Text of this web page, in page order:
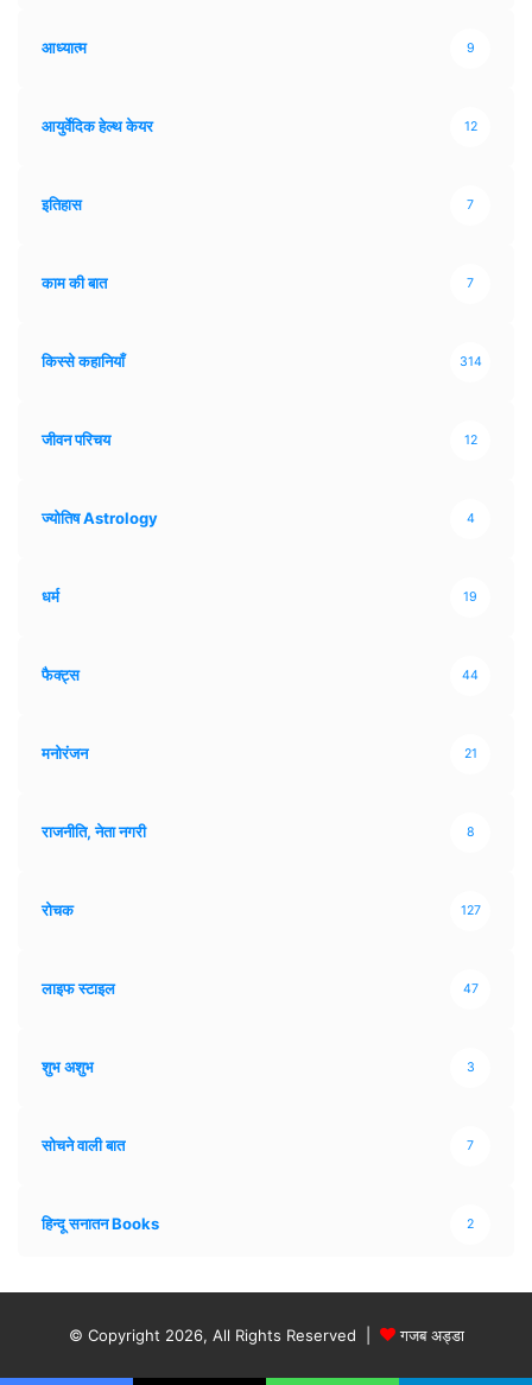
आध्यात्म 9
आयुर्वेदिक हेल्थ केयर 12
इतिहास 7
काम की बात 7
किस्से कहानियाँ 314
जीवन परिचय 12
ज्योतिष Astrology 4
धर्म 19
फैक्ट्स 44
मनोरंजन 21
राजनीति, नेता नगरी 8
रोचक 127
लाइफ स्टाइल 47
शुभ अशुभ 3
सोचने वाली बात 7
हिन्दू सनातन Books 2
© Copyright 2026, All Rights Reserved | गजब अड्डा